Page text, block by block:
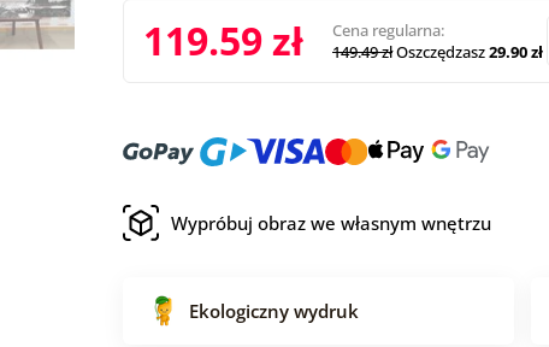
119.59 zł
Cena regularna:
149.49 złOszczędzasz29.90 zł
Wypróbuj obraz we własnym wnętrzu
Ekologiczny wydruk